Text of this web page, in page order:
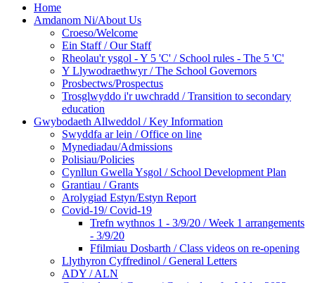
Home
Amdanom Ni/About Us
Croeso/Welcome
Ein Staff / Our Staff
Rheolau'r ysgol - Y 5 'C' / School rules - The 5 'C'
Y Llywodraethwyr / The School Governors
Prosbectws/Prospectus
Trosglwyddo i'r uwchradd / Transition to secondary
education
Gwybodaeth Allweddol / Key Information
Swyddfa ar lein / Office on line
Mynediadau/Admissions
Polisiau/Policies
Cynllun Gwella Ysgol / School Development Plan
Grantiau / Grants
Arolygiad Estyn/Estyn Report
Covid-19/ Covid-19
Trefn wythnos 1 - 3/9/20 / Week 1 arrangements
- 3/9/20
Ffilmiau Dosbarth / Class videos on re-opening
Llythyron Cyffredinol / General Letters
ADY / ALN